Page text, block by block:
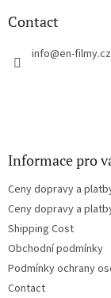
Contact
info@en-filmy.cz
Informace pro
Ceny dopravy a
Ceny dopravy a
Shipping Cost
Obchodní podmínky
Podmínky ochrany
Contact